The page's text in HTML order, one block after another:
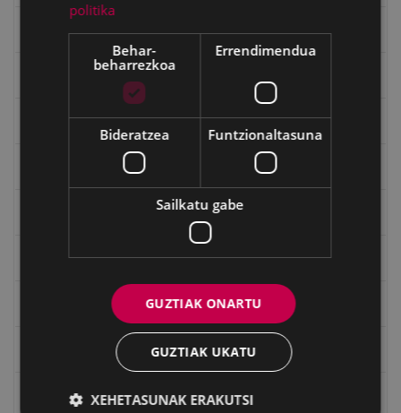
Gerrako umeak
Ignacio Zuloaga (1870-2020)
Ignazio Zuloagaren margolanak Eibarko dendetan
Indalecio Ojanguren, Gipuzkoako Foru Aldundia
Juan Antonio Palacios HARRIA
Julen Zabaletaren marrazkiak
politika
Behar-
beharrezkoa
Errendimendua
Bideratzea Funtzionaltasuna
Sailkatu gabe
GUZTIAK ONARTU
GUZTIAK UKATU
XEHETASUNAK ERAKUTSI